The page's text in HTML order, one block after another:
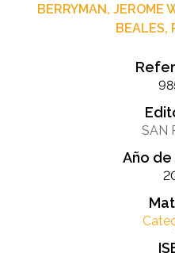
BERRYMAN, JEROME
BEALES,
SAN
Año de